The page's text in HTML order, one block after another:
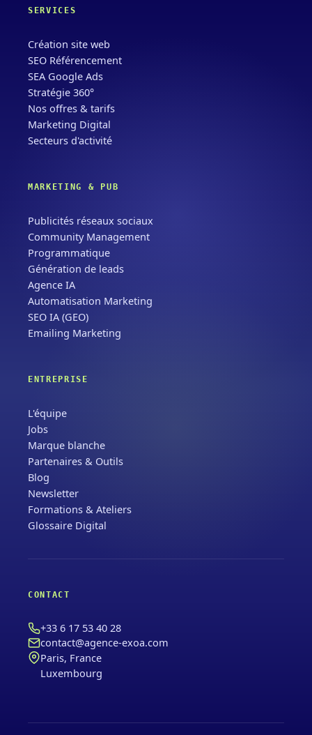
SERVICES
Création site web
SEO Référencement
SEA Google Ads
Stratégie 360°
Nos offres & tarifs
Marketing Digital
Secteurs d'activité
MARKETING & PUB
Publicités réseaux sociaux
Community Management
Programmatique
Génération de leads
Agence IA
Automatisation Marketing
SEO IA (GEO)
Emailing Marketing
ENTREPRISE
L'équipe
Jobs
Marque blanche
Partenaires & Outils
Blog
Newsletter
Formations & Ateliers
Glossaire Digital
CONTACT
+33 6 17 53 40 28
contact@agence-exoa.com
Paris, France
Luxembourg